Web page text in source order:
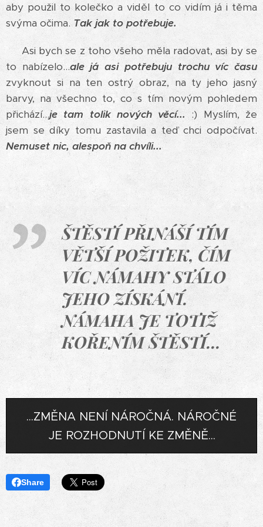
aby použil to kolečko a viděl to co vidím já i těma
svýma očima.Tak jak to potřebuje.
Asi bych se z toho všeho měla radovat, asi by se
to nabízelo...ale já asi potřebuju trochu víc času
zvyknout si na ten ostrý obraz, na ty jeho jasný
barvy, na všechno to, co s tím novým pohledem
přichází...je tam tolik nových věcí... :) Myslím, že
jsem se díky tomu zastavila a teď chci odpočívat.
Nemuset nic, alespoň na chvíli...
ŠTĚSTÍ PŘINÁŠÍ TÍM
VĚTŠÍ POŽITEK, ČÍM
VÍC NÁMAHY STÁLO
JEHO ZÍSKÁNÍ.
NÁMAHA JE TOTIŽ
KOŘENÍM ŠTĚSTÍ...
...ZMĚNA NENÍ NÁROČNÁ. NÁROČNÉ
JE ROZHODNUTÍ KE ZMĚNĚ...
Share